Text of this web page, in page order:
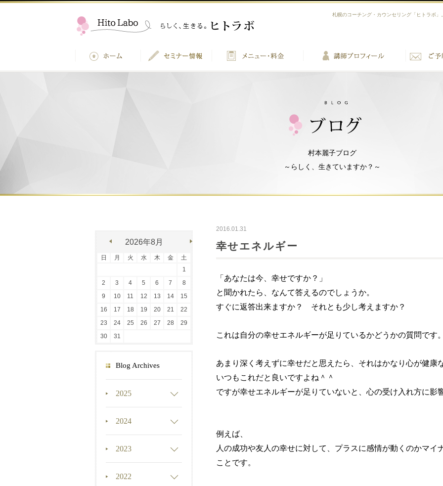
札幌のコーチング・カウンセリング「ヒトラボ
村本麗子ブログ
～らしく、生きていますか？～
2016.01.31
幸せエネルギー
「あなたは今、幸せですか？」
と聞かれたら、なんて答えるのでしょうか。
すぐに返答出来ますか？ それとも少し考えますか？
これは自分の幸せエネルギーが足りているかどうかの質問です
あまり深く考えずに幸せだと思えたら、それはかなり心が健康
いつもこれだと良いですよね＾＾
ですが幸せエネルギーが足りていないと、心の受け入れ方に影
例えば、
人の成功や友人の幸せに対して、プラスに感情が動くのかマイ
ことです。
2026年8月
日 月 火 水 木 金
土
1
2
3 4 5 6 7
8
9
10 11 12 13 14
15
16
17 18 19 20 21
22
23
24 25 26 27 28
29
30
31
Blog Archives
2025
2024
2023
2022